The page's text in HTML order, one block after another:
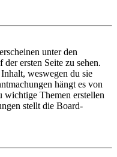
unter den
ersten Seite zu sehen.
weswegen du sie
hängt es von
wichtige Themen erstellen
stellt die Board-